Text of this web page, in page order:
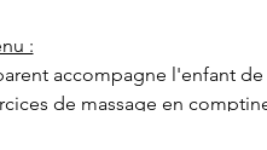
:
accompagne l'enfant de
de massage en